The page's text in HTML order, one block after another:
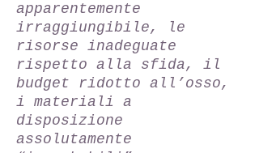
apparentemente
irraggiungibile, le
risorse inadeguate
rispetto alla sfida, il
budget ridotto all’osso,
i materiali a
disposizione
assolutamente